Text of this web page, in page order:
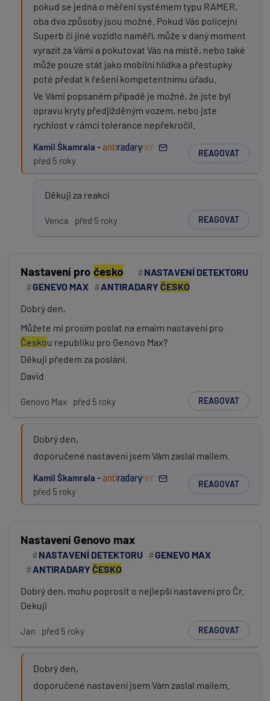
pokud se jedná o měření systémem typu RAMER,
oba dva způsoby jsou možné. Pokud Vás policejní
Superb či jiné vozidlo naměří, může v daný moment
vyrazit za Vámi a pokutovat Vás na místě, nebo také
může pouze stát jako mobilní hlídka a přestupky
poté předat k řešení kompetentnímu úřadu.
Ve Vámi popsaném případě je možné, že jste byl
opravu krytý předjížděným vozem, nebo jste
rychlost v rámci tolerance nepřekročil.
Kamil Škamrala -
před 5 roky
REAGOVAT
Děkuji za reakci
Venca před 5 roky REAGOVAT
Nastavení pro česko
NASTAVENÍ DETEKTORU
GENEVO MAX
ANTIRADARYČESKO
Dobrý den,
Můžete mi prosím poslat na emaim nastavení pro
Českou republiku pro Genovo Max?
Děkuji předem za poslání.
David
Genovo Max před 5 roky REAGOVAT
Dobrý den,
doporučené nastavení jsem Vám zaslal mailem.
Kamil Škamrala -
před 5 roky
REAGOVAT
Nastavení Genovo max
NASTAVENÍ DETEKTORU
GENEVO MAX
ANTIRADARYČESKO
Dobrý den, mohu poprosit o nejlepší nastavení pro Čr.
Dekuji
Jan před 5 roky REAGOVAT
Dobrý den,
doporučené nastavení jsem Vám zaslal mailem.